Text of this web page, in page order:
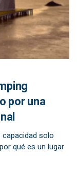
por una
capacidad solo
qué es un lugar